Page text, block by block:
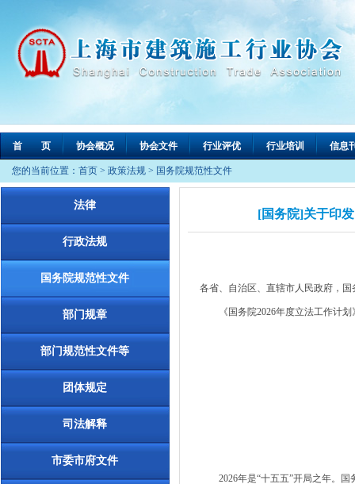
首 页 协会概况 协会文件 行业评优 行业培训 信息
您的当前位置： 首页 > 政策法规 > 国务院规范性文件
法律
行政法规
国务院规范性文件
部门规章
部门规范性文件等
团体规定
司法解释
市委市府文件
[国务院]关于印
各省、自治区、直辖市人民政府，
《国务院2026年度立法工作计划
2026年是“十五五”开局之年。国